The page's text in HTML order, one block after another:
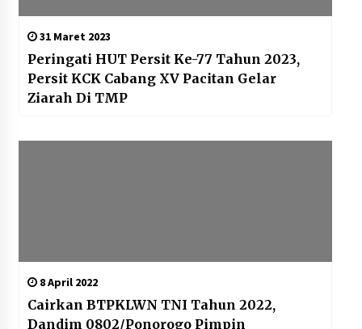
31 Maret 2023
Peringati HUT Persit Ke-77 Tahun 2023,
Persit KCK Cabang XV Pacitan Gelar
Ziarah Di TMP
8 April 2022
Cairkan BTPKLWN TNI Tahun 2022,
Dandim 0802/Ponorogo Pimpin